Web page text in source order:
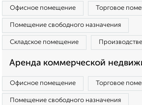
Офисное помещение Торговое
Помещение свободного назначения
Складское помещение
Аренда коммерческой
Офисное помещение Торговое
Помещение свободного назначения